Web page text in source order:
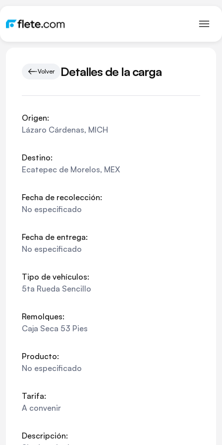
Volver Detalles de la carga
Origen:
Lázaro Cárdenas, MICH
Destino:
Ecatepec de Morelos, MEX
Fecha de recolección:
No especificado
Fecha de entrega:
No especificado
Tipo de vehículos:
5ta Rueda Sencillo
Remolques:
Caja Seca 53 Pies
Producto:
No especificado
Tarifa:
A convenir
Descripción: